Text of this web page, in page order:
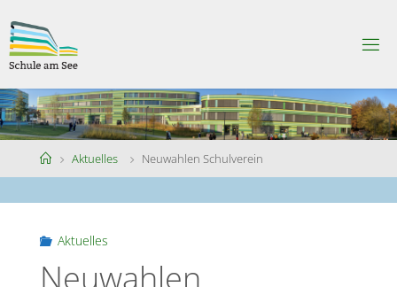
to
content
CHU
LEA
MS
EE
HomeAktuelles Neuwahlen Schulverein
Aktuelles
Neuwahlen